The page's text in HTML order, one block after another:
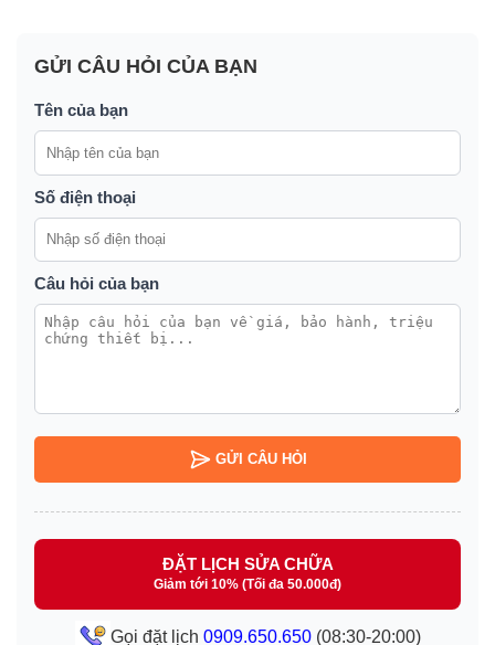
GỬI CÂU HỎI CỦA BẠN
Tên của bạn
Số điện thoại
Câu hỏi của bạn
GỬI CÂU HỎI
ĐẶT LỊCH SỬA CHỮA
Giảm tới 10% (Tối đa 50.000đ)
Gọi đặt lịch 0909.650.650(08:30-20:00)